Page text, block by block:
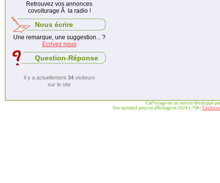
Retrouvez vos annonces
covoiturage Ã la radio !
Nous écrire
Une remarque, une suggestion... ?
Ecrivez nous
Question-Réponse
Il y a actuellement 34visiteurs
sur le site
CarVoyage est un service développé
Site optimisé pour un affichage en 1024 x 768 |